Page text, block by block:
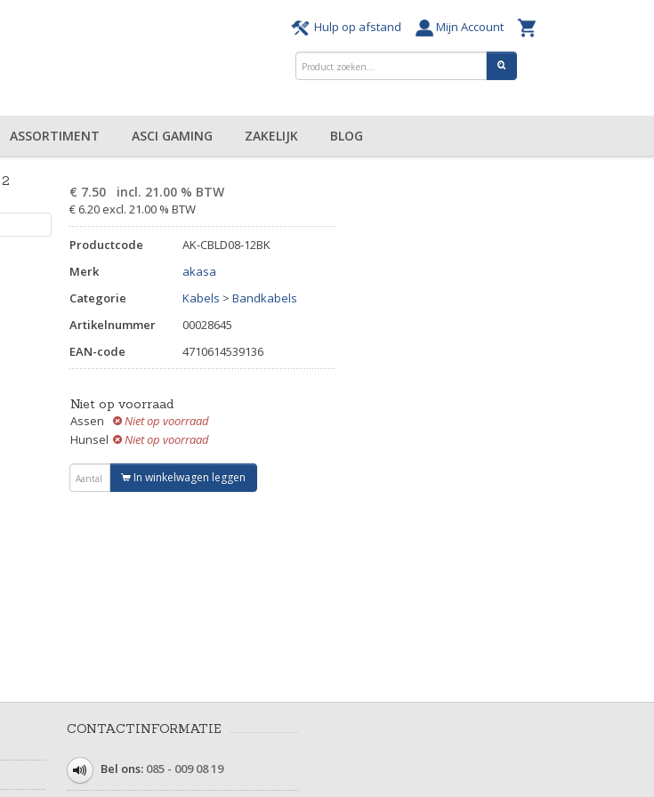
Hulp op afstand Mijn Account
ASSORTIMENT ASCI GAMING ZAKELIJK BLOG
€ 7.50 incl. 21.00 % BTW
€ 6.20 excl. 21.00 % BTW
Productcode
AK-CBLD08-12BK
Merk
akasa
Categorie
Kabels > Bandkabels
Artikelnummer
00028645
EAN-code
4710614539136
Niet op voorraad
Assen
Niet op voorraad
Hunsel
Niet op voorraad
In winkelwagen leggen
CONTACTINFORMATIE
Bel ons: 085 - 009 08 19